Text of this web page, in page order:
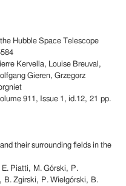
Hubble Space Telescope
Kervella, Louise Breuval,
Gieren, Grzegorz
911, Issue 1, id.12, 21 pp.
their surrounding fields in the
Piatti, M. Górski, P.
B. Zgirski, P. Wielgórski, B.